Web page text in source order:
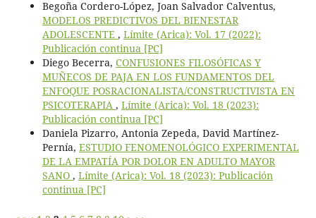
Begoña Cordero-López, Joan Salvador Calventus,
MODELOS PREDICTIVOS DEL BIENESTAR
ADOLESCENTE , Límite (Arica): Vol. 17 (2022):
Publicación continua [PC]
Diego Becerra, CONFUSIONES FILOSÓFICAS Y
MUÑECOS DE PAJA EN LOS FUNDAMENTOS DEL
ENFOQUE POSRACIONALISTA/CONSTRUCTIVISTA EN
PSICOTERAPIA , Límite (Arica): Vol. 18 (2023):
Publicación continua [PC]
Daniela Pizarro, Antonia Zepeda, David Martínez-
Pernía, ESTUDIO FENOMENOLÓGICO EXPERIMENTAL
DE LA EMPATÍA POR DOLOR EN ADULTO MAYOR
SANO , Límite (Arica): Vol. 18 (2023): Publicación
continua [PC]